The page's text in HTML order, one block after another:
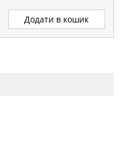
Додати в кошик